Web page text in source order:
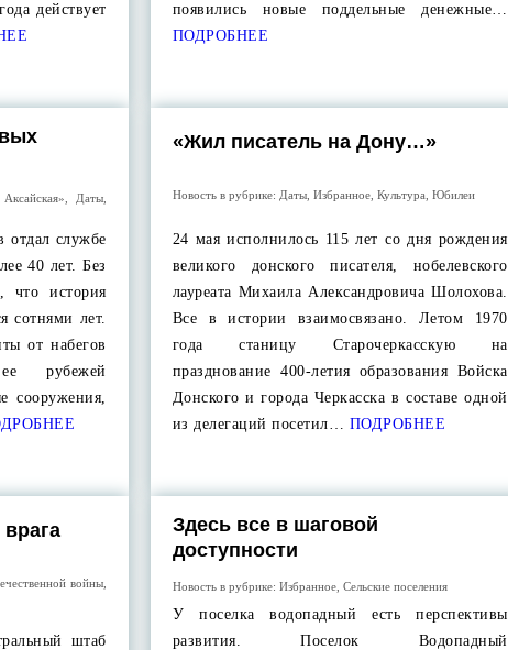
действует
появились новые поддельные денежные…
ПОДРОБНЕЕ
Даты,
отдал службе
40 лет. Без
что история
сотнями лет.
от набегов
рубежей
сооружения,
«Жил писатель на Дону…»
Новость в рубрике: Даты, Избранное, Культура Юбилеи
24 мая исполнилось 115 лет со дня рождения
великого донского писателя, нобелевского
лауреата Михаила Александровича Шолохова.
Все в истории взаимосвязано. Летом 1970
года станицу Старочеркасскую на
празднование 400-летия образования Войска
Донского и города Черкасска в составе одной
из делегаций посетил… ПОДРОБНЕЕ
войны,
штаб
Здесь все в шаговой
доступности
Новость в рубрике: Избранное, Сельские поселения
У поселка водопадный есть перспективы
развития. Поселок Водопадный